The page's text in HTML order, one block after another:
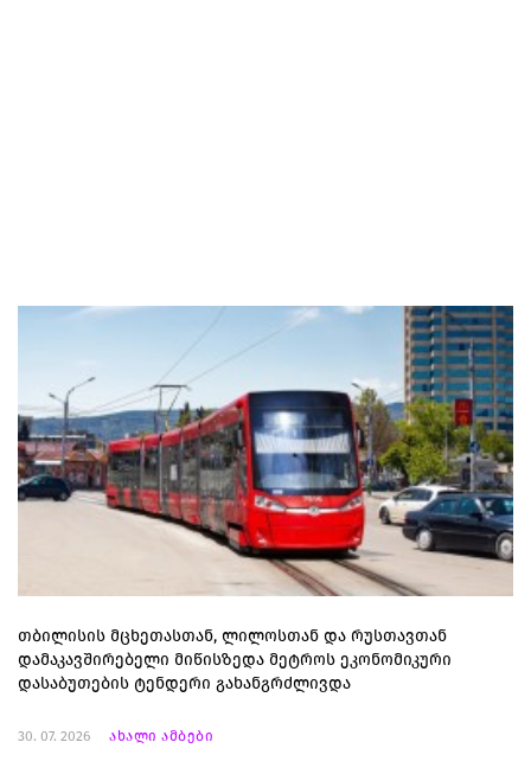
თბილისის მცხეთასთან, ლილოსთან და რუსთავთან
დამაკავშირებელი მიწისზედა მეტროს ეკონომიკური
დასაბუთების ტენდერი გახანგრძლივდა
30. 07. 2026 ახალი ამბები